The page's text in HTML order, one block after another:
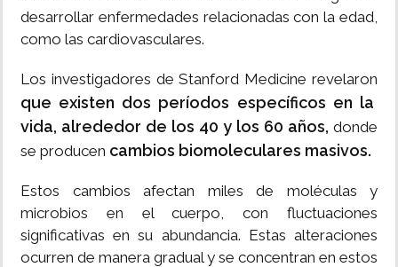
desarrollar enfermedades relacionadas con la edad,
como las cardiovasculares.
Los investigadores de Stanford Medicine revelaron
que existen dos períodos específicos en la
vida, alrededor de los 40 y los 60 años, donde
se producen cambios biomoleculares masivos.
Estos cambios afectan miles de moléculas y
microbios en el cuerpo, con fluctuaciones
significativas en su abundancia. Estas alteraciones
ocurren de manera gradual y se concentran en estos